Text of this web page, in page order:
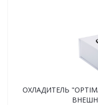
ОХЛАДИТЕЛЬ